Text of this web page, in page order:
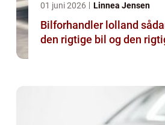
01 juni 2026 Linnea Jensen
Bilforhandler lolland sådan finder du
den rigtige bil og den